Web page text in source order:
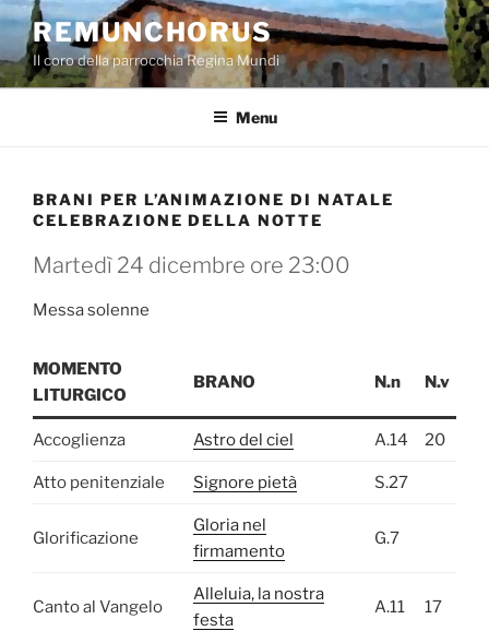
Salta
contenuto
REMUNCHORUS
Il coro della parrocchia Regina Mundi
Menu
BRANI PER L’ANIMAZIONE DI NATALE
CELEBRAZIONE DELLA NOTTE
Martedì 24 dicembre ore 23:00
Messa solenne
MOMENTO
LITURGICO
BRANO N.n N.v
Accoglienza Astro del ciel A.14 20
Atto penitenziale Signore pietà S.27
Glorificazione
Gloria nel
firmamento
G.7
Canto al Vangelo
Alleluia, la nostra
festa
A.11 17